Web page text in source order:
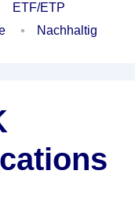
ETF/ETP
Nachhaltig